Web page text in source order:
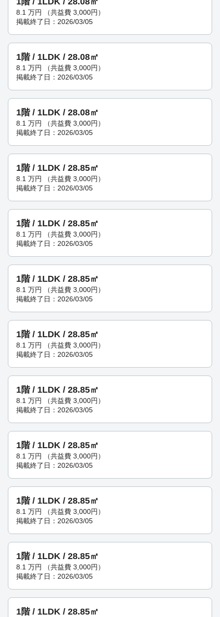
8.1 万円 （共益費 3,000円）
掲載終了日：2026/03/05
1階 / 1LDK / 28.08㎡
8.1 万円 （共益費 3,000円）
掲載終了日：2026/03/05
1階 / 1LDK / 28.08㎡
8.1 万円 （共益費 3,000円）
掲載終了日：2026/03/05
1階 / 1LDK / 28.85㎡
8.1 万円 （共益費 3,000円）
掲載終了日：2026/03/05
1階 / 1LDK / 28.85㎡
8.1 万円 （共益費 3,000円）
掲載終了日：2026/03/05
1階 / 1LDK / 28.85㎡
8.1 万円 （共益費 3,000円）
掲載終了日：2026/03/05
1階 / 1LDK / 28.85㎡
8.1 万円 （共益費 3,000円）
掲載終了日：2026/03/05
1階 / 1LDK / 28.85㎡
8.1 万円 （共益費 3,000円）
掲載終了日：2026/03/05
1階 / 1LDK / 28.85㎡
8.1 万円 （共益費 3,000円）
掲載終了日：2026/03/05
1階 / 1LDK / 28.85㎡
8.1 万円 （共益費 3,000円）
掲載終了日：2026/03/05
1階 / 1LDK / 28.85㎡
8.1 万円 （共益費 3,000円）
掲載終了日：2026/03/05
1階 / 1LDK / 28.85㎡